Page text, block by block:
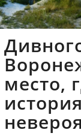
место,